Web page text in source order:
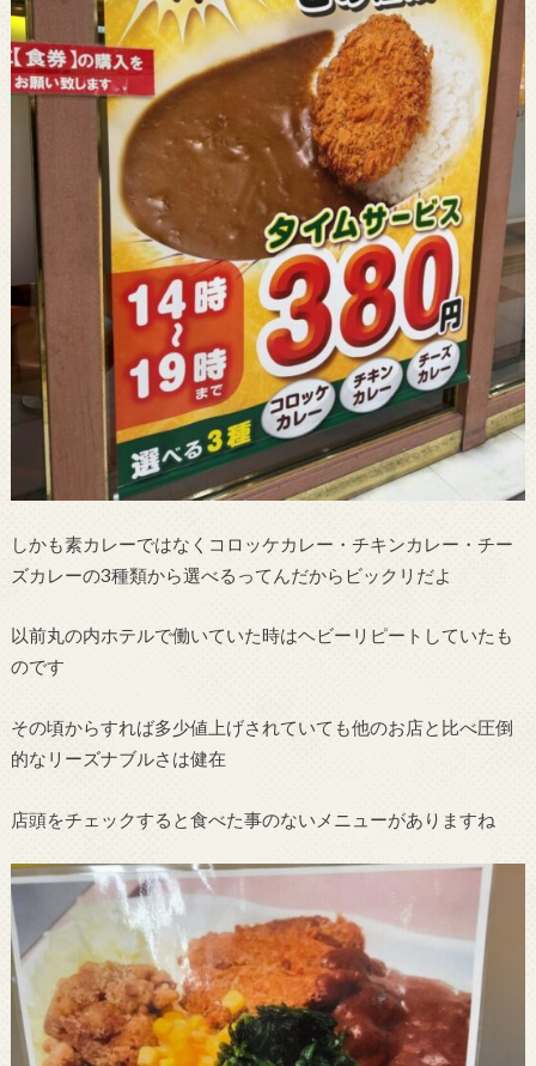
しかも素カレーではなくコロッケカレー・チキンカレー・チー
ズカレーの3種類から選べるってんだからビックリだよ
以前丸の内ホテルで働いていた時はヘビーリピートしていたも
のです
その頃からすれば多少値上げされていても他のお店と比べ圧倒
的なリーズナブルさは健在
店頭をチェックすると食べた事のないメニューがありますね